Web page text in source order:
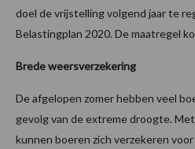
doel de vrijstelling volgend jaar te
Belastingplan 2020. De maatregel
Brede weersverzekering
De afgelopen zomer hebben veel
gevolg van de extreme droogte.
kunnen boeren zich verzekeren